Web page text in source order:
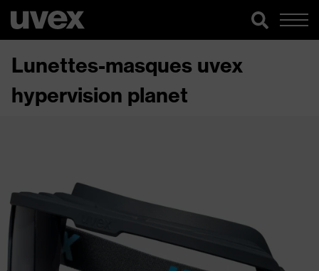
Lunettes-masques uvex
hypervision planet